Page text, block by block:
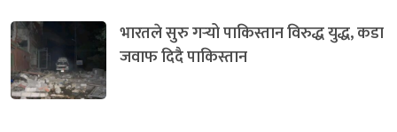
भारतले सुरु गर्‍यो पाकिस्तान विरुद्ध युद्ध, कडा
जवाफ दिदै पाकिस्तान